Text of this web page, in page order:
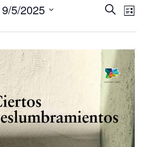
Events
and
Views
Search
List
5/2025